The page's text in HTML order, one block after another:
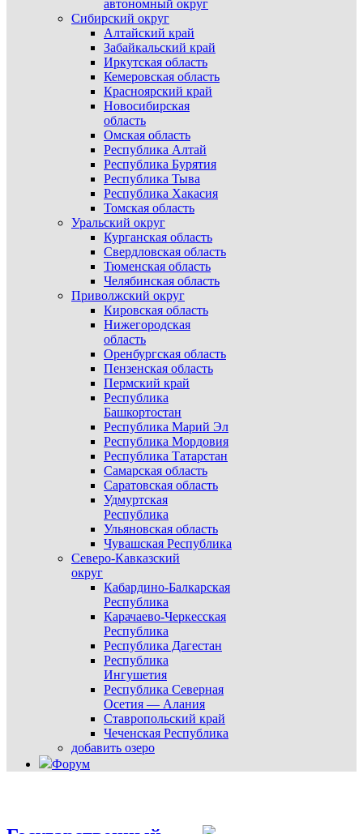
автономный округ
Сибирский округ
Алтайский край
Забайкальский край
Иркутская область
Кемеровская область
Красноярский край
Новосибирская
область
Омская область
Республика Алтай
Республика Бурятия
Республика Тыва
Республика Хакасия
Томская область
Уральский округ
Курганская область
Свердловская область
Тюменская область
Челябинская область
Приволжский округ
Кировская область
Нижегородская
область
Оренбургская область
Пензенская область
Пермский край
Республика
Башкортостан
Республика Марий Эл
Республика Мордовия
Республика Татарстан
Самарская область
Саратовская область
Удмуртская
Республика
Ульяновская область
Чувашская Республика
Северо-Кавказский
округ
Кабардино-Балкарская
Республика
Карачаево-Черкесская
Республика
Республика Дагестан
Республика
Ингушетия
Республика Северная
Осетия — Алания
Ставропольский край
Чеченская Республика
добавить озеро
Форум